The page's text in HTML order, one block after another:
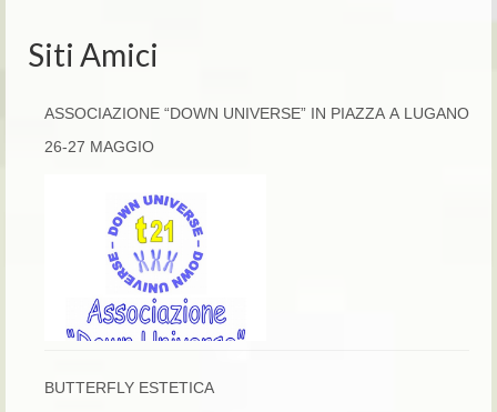
Siti Amici
ASSOCIAZIONE “DOWN UNIVERSE” IN PIAZZA A LUGANO
26-27 MAGGIO
BUTTERFLY ESTETICA